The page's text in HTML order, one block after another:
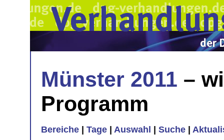
Münster 2011 –
Programm
Bereiche Tage Auswahl Suche